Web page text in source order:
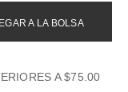
A LA BOLSA
A $75.00